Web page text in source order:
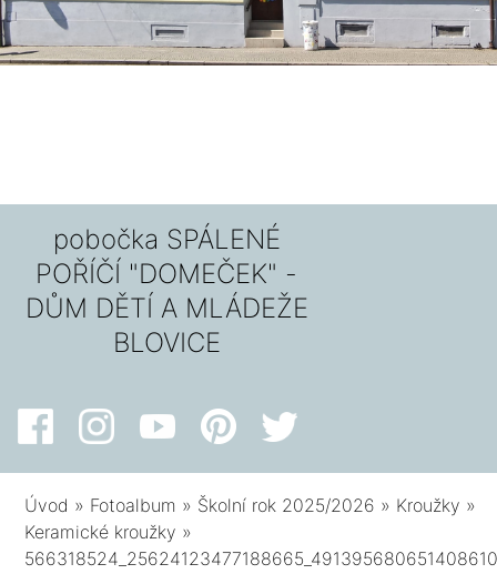
pobočka SPÁLENÉ
POŘÍČÍ "DOMEČEK" -
DŮM DĚTÍ A MLÁDEŽE
BLOVICE
Úvod » Fotoalbum » Školní rok 2025/2026 » Kroužky »
Keramické kroužky »